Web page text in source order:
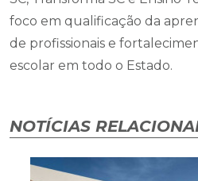
foco em qualificação da
de profissionais e
escolar em todo o Estado.
NOTÍCIAS